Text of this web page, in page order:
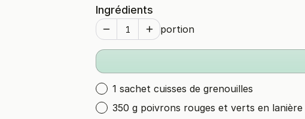
Ingrédients
portion
1 sachet cuisses de grenouilles
350 g poivrons rouges et verts en lanière